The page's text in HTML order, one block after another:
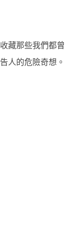
藏那些我們都曾
人的危險奇想。